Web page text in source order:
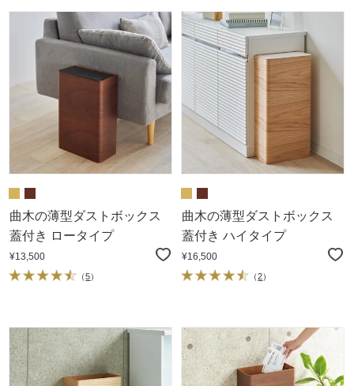
曲木の薄型ダストボックス
蓋付き ロータイプ
¥13,500
（5）
曲木の薄型ダストボックス
蓋付き ハイタイプ
¥16,500
（2）